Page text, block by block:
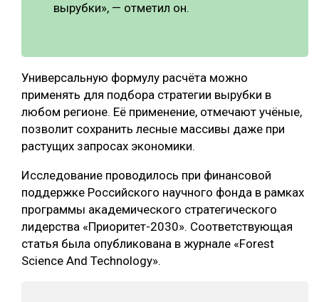
вырубки», — отметил он.
Универсальную формулу расчёта можно
применять для подбора стратегии вырубки в
любом регионе. Её применение, отмечают учёные,
позволит сохранить лесные массивы даже при
растущих запросах экономики.
Исследование проводилось при финансовой
поддержке Российского научного фонда в рамках
программы академического стратегического
лидерства «Приоритет-2030». Соответствующая
статья была опубликована в журнале «Forest
Science And Technology».